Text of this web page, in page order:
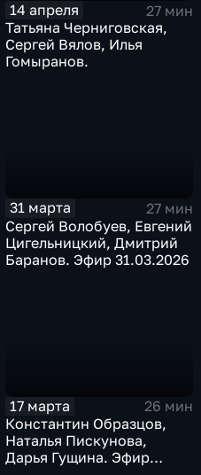
14 апреля
27 мин
Татьяна Черниговская,
Сергей Вялов, Илья
Гомыранов.
31 марта
27 мин
Сергей Волобуев, Евгений
Цигельницкий, Дмитрий
Баранов. Эфир 31.03.2026
17 марта
26 мин
Константин Образцов,
Наталья Пискунова,
Дарья Гущина. Эфир